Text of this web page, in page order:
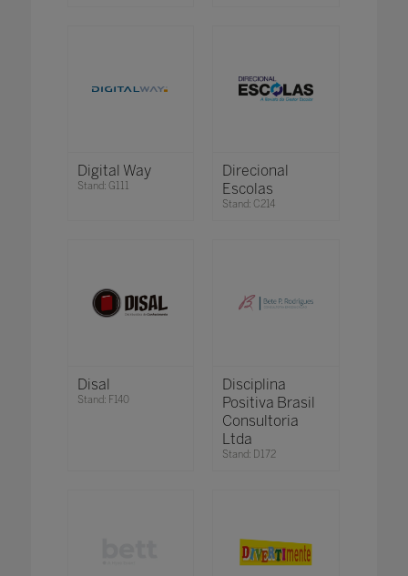
Digital Way
Stand: G111
Direcional
Escolas
Stand: C214
Disal
Stand: F140
Disciplina
Positiva Brasil
Consultoria
Ltda
Stand: D172